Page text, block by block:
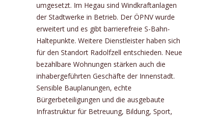
umgesetzt. Im Hegau sind Windkraftanlagen
der Stadtwerke in Betrieb. Der ÖPNV wurde
erweitert und es gibt barrierefreie S-Bahn-
Haltepunkte. Weitere Dienstleister haben sich
für den Standort Radolfzell entschieden. Neue
bezahlbare Wohnungen stärken auch die
inhabergeführten Geschäfte der Innenstadt.
Sensible Bauplanungen, echte
Bürgerbeteiligungen und die ausgebaute
Infrastruktur für Betreuung, Bildung, Sport,